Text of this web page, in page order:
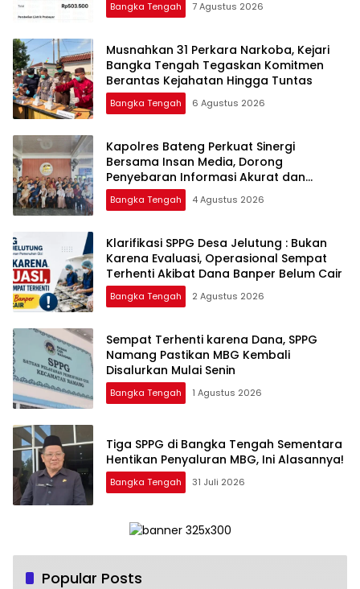
Bangka Tengah 7 Agustus 2026
Musnahkan 31 Perkara Narkoba, Kejari
Bangka Tengah Tegaskan Komitmen
Berantas Kejahatan Hingga Tuntas
Bangka Tengah 6 Agustus 2026
‎Kapolres Bateng Perkuat Sinergi
Bersama Insan Media, Dorong
Penyebaran Informasi Akurat dan
Layanan Polri 110
Bangka Tengah 4 Agustus 2026
‎Klarifikasi SPPG Desa Jelutung : Bukan
Karena Evaluasi, Operasional Sempat
Terhenti Akibat Dana Banper Belum Cair
Bangka Tengah 2 Agustus 2026
‎Sempat Terhenti karena Dana, SPPG
Namang Pastikan MBG Kembali
Disalurkan Mulai Senin
Bangka Tengah 1 Agustus 2026
‎Tiga SPPG di Bangka Tengah Sementara
Bangka Tengah 31 Juli 2026
Popular Posts